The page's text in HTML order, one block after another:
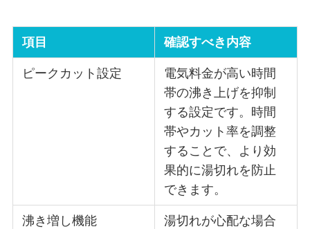
項目 確認すべき内容
ピークカット設定
電気料金が高い時間
帯の沸き上げを抑制
する設定です。時間
帯やカット率を調整
することで、より効
果的に湯切れを防止
できます。
沸き増し機能
湯切れが心配な場合